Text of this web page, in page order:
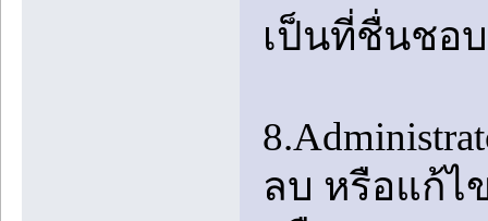
เป็นที่ชื่นชอ
ลบ หรือแก้ไ